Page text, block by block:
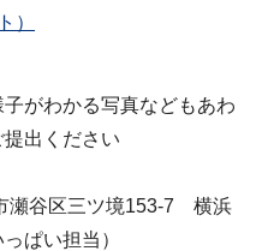
）
がわかる写真などもあわ
出ください
瀬谷区三ツ境153-7 横浜
ぱい担当）